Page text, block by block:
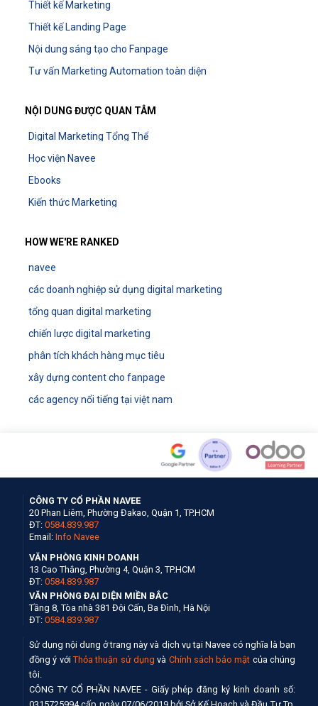
Thiết kế Marketing
Thiết kế Landing Page
Nội dung sáng tạo cho Fanpage
Tư vấn Marketing Automation toàn diện
NỘI DUNG ĐƯỢC QUAN TÂM
Digital Marketing Tổng Thể
Học viện Navee
Ebooks
Kiến thức Marketing
HOW WE'RE RANKED
navee
các doanh nghiệp sử dụng digital marketing
tổng quan digital marketing
chiến lược digital marketing
phân tích khách hàng mục tiêu
xây dựng content cho fanpage
các agency nổi tiếng tại việt nam
CÔNG TY CỔ PHẦN NAVEE
20 Phan Liêm, Phường Đakao, Quận 1, TP.HCM
ĐT: 0584.839.987
Email: Info Navee
VĂN PHÒNG KINH DOANH
13 Cao Thắng, Phường 4, Quận 3, TP.HCM
ĐT: 0584.839.987
VĂN PHÒNG ĐẠI DIỆN MIỀN BẮC
Tầng 8, Tòa nhà 381 Đội Cấn, Ba Đình, Hà Nội
ĐT: 0584.839.987
Sử dụng nội dung ở trang này và dịch vụ tại Navee có nghĩa là bạn
đồng ý với Thỏa thuận sử dụng và Chính sách bảo mật của chúng
tôi.
CÔNG TY CỔ PHẦN NAVEE - Giấy phép đăng ký kinh doanh số: